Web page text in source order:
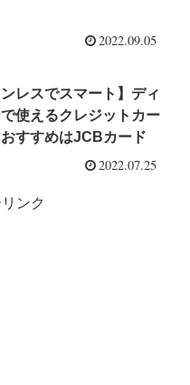
2022.09.05
ンレスでスマート】ディ
使えるクレジットカー
おすすめはJCBカード
2022.07.25
ンク